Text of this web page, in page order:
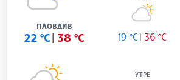
ПЛОВДИВ
22 °C 38 °C 19 °C 36 °C
УТРЕ